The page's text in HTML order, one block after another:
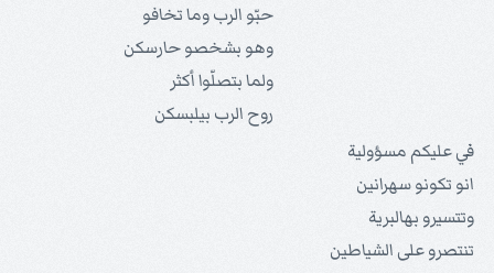
حبّو الرب وما تخافو
وهو بشخصو حارسكن
ولما بتصلّوا أكثر
روح الرب بيلبسكن
في عليكم مسؤولية
انو تكونو سهرانين
وتتسيرو بهالبرية
تنتصرو على الشياطين